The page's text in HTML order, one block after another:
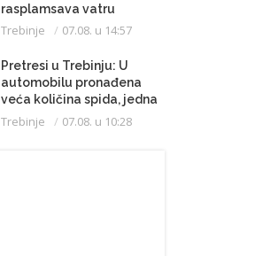
rasplamsava vatru
Trebinje 07.08. u 14:57
Pretresi u Trebinju: U
automobilu pronađena
veća količina spida, jedna
osoba uhapšena
Trebinje 07.08. u 10:28